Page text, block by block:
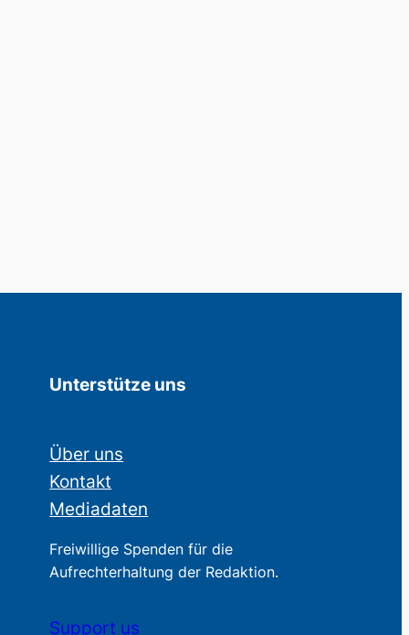
Unterstütze uns
Über uns
Kontakt
Mediadaten
Freiwillige Spenden für die
Aufrechterhaltung der Redaktion.
Support us